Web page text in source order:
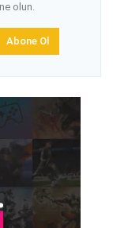
olun.
Abone Ol